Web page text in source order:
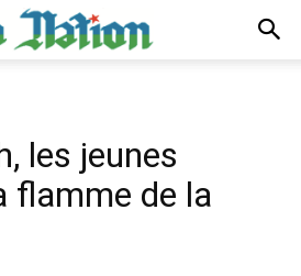
les jeunes
flamme de la